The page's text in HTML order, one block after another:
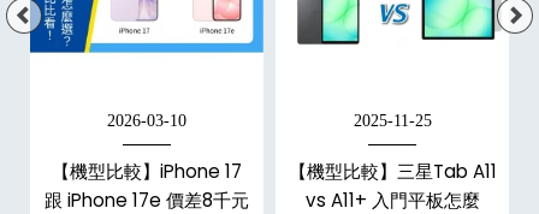
2026-03-10
【機型比較】iPhone 17
跟 iPhone 17e 價差8千元
2025-11-25
【機型比較】三星Tab A11
vs A11+ 入門平板怎麼